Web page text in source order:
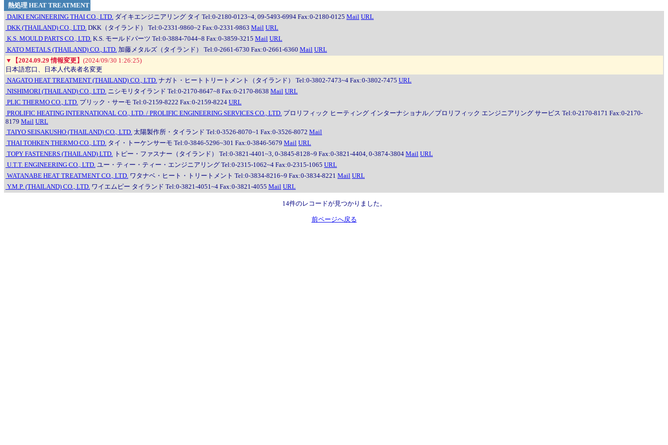
熱処理 HEAT TREATMENT
DAIKI ENGINEERING THAI CO., LTD. ダイキエンジニアリング タイ Tel:0-2180-0123~4, 09-5493-6994 Fax:0-2180-0125 Mail URL
DKK (THAILAND) CO., LTD. DKK（タイランド） Tel:0-2331-9860~2 Fax:0-2331-9863 Mail URL
K.S. MOULD PARTS CO., LTD. K.S. モールドパーツ Tel:0-3884-7044~8 Fax:0-3859-3215 Mail URL
KATO METALS (THAILAND) CO., LTD. 加藤メタルズ（タイランド） Tel:0-2661-6730 Fax:0-2661-6360 Mail URL
▼
【2024.09.29 情報変更】 (2024/09/30 1:26:25)
日本語窓口、日本人代表者名変更
NAGATO HEAT TREATMENT (THAILAND) CO., LTD. ナガト・ヒートトリートメント（タイランド） Tel:0-3802-7473~4 Fax:0-3802-7475 URL
NISHIMORI (THAILAND) CO., LTD. ニシモリタイランド Tel:0-2170-8647~8 Fax:0-2170-8638 Mail URL
PLIC THERMO CO., LTD. プリック・サーモ Tel:0-2159-8222 Fax:0-2159-8224 URL
PROLIFIC HEATING INTERNATIONAL CO., LTD. / PROLIFIC ENGINEERING SERVICES CO., LTD. プロリフィック ヒーティング インターナショナル／プロリフィック エンジニアリング サービス Tel:0-2170-8171 Fax:0-2170-
8179 Mail URL
TAIYO SEISAKUSHO (THAILAND) CO., LTD. 太陽製作所・タイランド Tel:0-3526-8070~1 Fax:0-3526-8072 Mail
THAI TOHKEN THERMO CO., LTD. タイ・トーケンサーモ Tel:0-3846-5296~301 Fax:0-3846-5679 Mail URL
TOPY FASTENERS (THAILAND) LTD. トピー・ファスナー（タイランド） Tel:0-3821-4401~3, 0-3845-8128~9 Fax:0-3821-4404, 0-3874-3804 Mail URL
U.T.T. ENGINEERING CO., LTD. ユー・ティー・ティー・エンジニアリング Tel:0-2315-1062~4 Fax:0-2315-1065 URL
WATANABE HEAT TREATMENT CO., LTD. ワタナベ・ヒート・トリートメント Tel:0-3834-8216~9 Fax:0-3834-8221 Mail URL
Y.M.P. (THAILAND) CO., LTD. ワイエムピー タイランド Tel:0-3821-4051~4 Fax:0-3821-4055 Mail URL
14件のレコードが見つかりました。
前ページへ戻る